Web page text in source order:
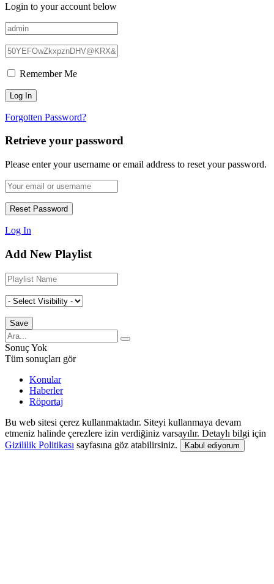
Login to your account below
Remember Me
Forgotten Password?
Retrieve your password
Please enter your username or email address to reset your password.
Log In
Add New Playlist
Sonuç Yok
Tüm sonuçları gör
Konular
Haberler
Röportaj
Bu web sitesi çerez kullanmaktadır. Siteyi kullanmaya devam
etmeniz halinde çerezlere izin verdiğiniz varsayılır. Detaylı bilgi için
Gizililik Politikası sayfasına göz atabilirsiniz. Kabul ediyorum